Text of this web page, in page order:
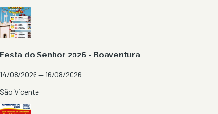
Festa do Senhor 2026 - Boaventura
14/08/2026 — 16/08/2026
São Vicente